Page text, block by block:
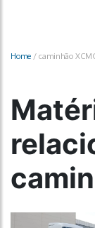
Home / caminhão